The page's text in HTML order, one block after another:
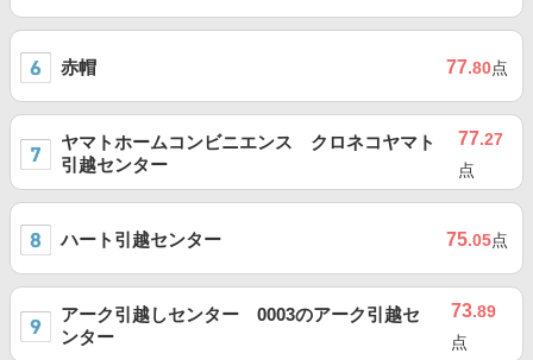
赤帽 77.80点
ヤマトホームコンビニエンス クロネコヤマト
引越センター
77.27
点
ハート引越センター 75.05点
アーク引越しセンター 0003のアーク引越セ
ンター
73.89
点